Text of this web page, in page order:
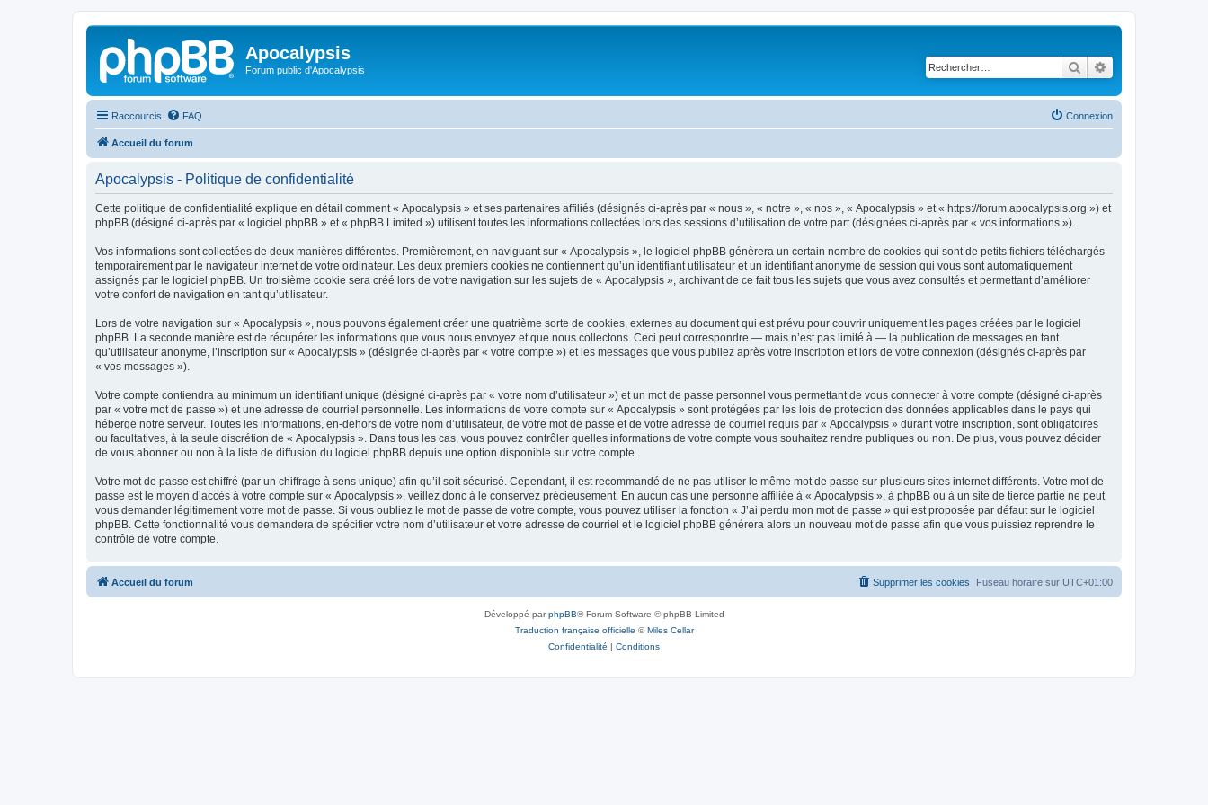
Apocalypsis
Forum public d'Apocalypsis Rechercher
Raccourcis FAQ Connexion
Accueil du forum
Apocalypsis - Politique de confidentialité
Cette politique de confidentialité explique en détail comment « Apocalypsis » et ses partenaires affiliés (désignés ci-après par « nous », « notre », « nos », « Apocalypsis » et « https://forum.apocalypsis.org ») et
phpBB (désigné ci-après par « logiciel phpBB » et « phpBB Limited ») utilisent toutes les informations collectées lors des sessions d’utilisation de votre part (désignées ci-après par « vos informations »).
Vos informations sont collectées de deux manières différentes. Premièrement, en naviguant sur « Apocalypsis », le logiciel phpBB génèrera un certain nombre de cookies qui sont de petits fichiers téléchargés
temporairement par le navigateur internet de votre ordinateur. Les deux premiers cookies ne contiennent qu’un identifiant utilisateur et un identifiant anonyme de session qui vous sont automatiquement
assignés par le logiciel phpBB. Un troisième cookie sera créé lors de votre navigation sur les sujets de « Apocalypsis », archivant de ce fait tous les sujets que vous avez consultés et permettant d’améliorer
votre confort de navigation en tant qu’utilisateur.
Lors de votre navigation sur « Apocalypsis », nous pouvons également créer une quatrième sorte de cookies, externes au document qui est prévu pour couvrir uniquement les pages créées par le logiciel
phpBB. La seconde manière est de récupérer les informations que vous nous envoyez et que nous collectons. Ceci peut correspondre — mais n’est pas limité à — la publication de messages en tant
qu’utilisateur anonyme, l’inscription sur « Apocalypsis » (désignée ci-après par « votre compte ») et les messages que vous publiez après votre inscription et lors de votre connexion (désignés ci-après par
« vos messages »).
Votre compte contiendra au minimum un identifiant unique (désigné ci-après par « votre nom d’utilisateur ») et un mot de passe personnel vous permettant de vous connecter à votre compte (désigné ci-après
par « votre mot de passe ») et une adresse de courriel personnelle. Les informations de votre compte sur « Apocalypsis » sont protégées par les lois de protection des données applicables dans le pays qui
héberge notre serveur. Toutes les informations, en-dehors de votre nom d’utilisateur, de votre mot de passe et de votre adresse de courriel requis par « Apocalypsis » durant votre inscription, sont obligatoires
ou facultatives, à la seule discrétion de « Apocalypsis ». Dans tous les cas, vous pouvez contrôler quelles informations de votre compte vous souhaitez rendre publiques ou non. De plus, vous pouvez décider
de vous abonner ou non à la liste de diffusion du logiciel phpBB depuis une option disponible sur votre compte.
Votre mot de passe est chiffré (par un chiffrage à sens unique) afin qu’il soit sécurisé. Cependant, il est recommandé de ne pas utiliser le même mot de passe sur plusieurs sites internet différents. Votre mot de
passe est le moyen d’accès à votre compte sur « Apocalypsis », veillez donc à le conservez précieusement. En aucun cas une personne affiliée à « Apocalypsis », à phpBB ou à un site de tierce partie ne peut
vous demander légitimement votre mot de passe. Si vous oubliez le mot de passe de votre compte, vous pouvez utiliser la fonction « J’ai perdu mon mot de passe » qui est proposée par défaut sur le logiciel
phpBB. Cette fonctionnalité vous demandera de spécifier votre nom d’utilisateur et votre adresse de courriel et le logiciel phpBB générera alors un nouveau mot de passe afin que vous puissiez reprendre le
contrôle de votre compte.
Accueil du forum Fuseau horaire sur UTC+01:00
Supprimer les cookies
Développé parphpBB® Forum Software © phpBB Limited
Traduction française officielle ©Miles Cellar
Confidentialité | Conditions